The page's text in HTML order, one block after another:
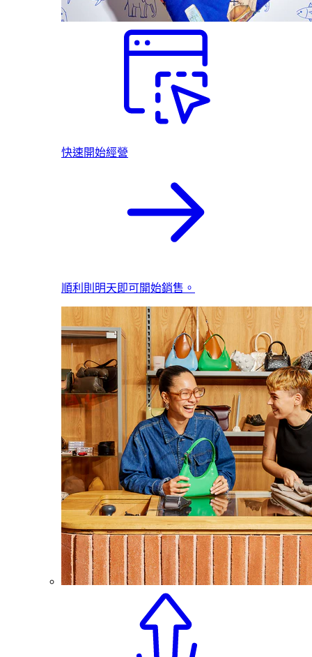
快速開始經營
順利則明天即可開始銷售。